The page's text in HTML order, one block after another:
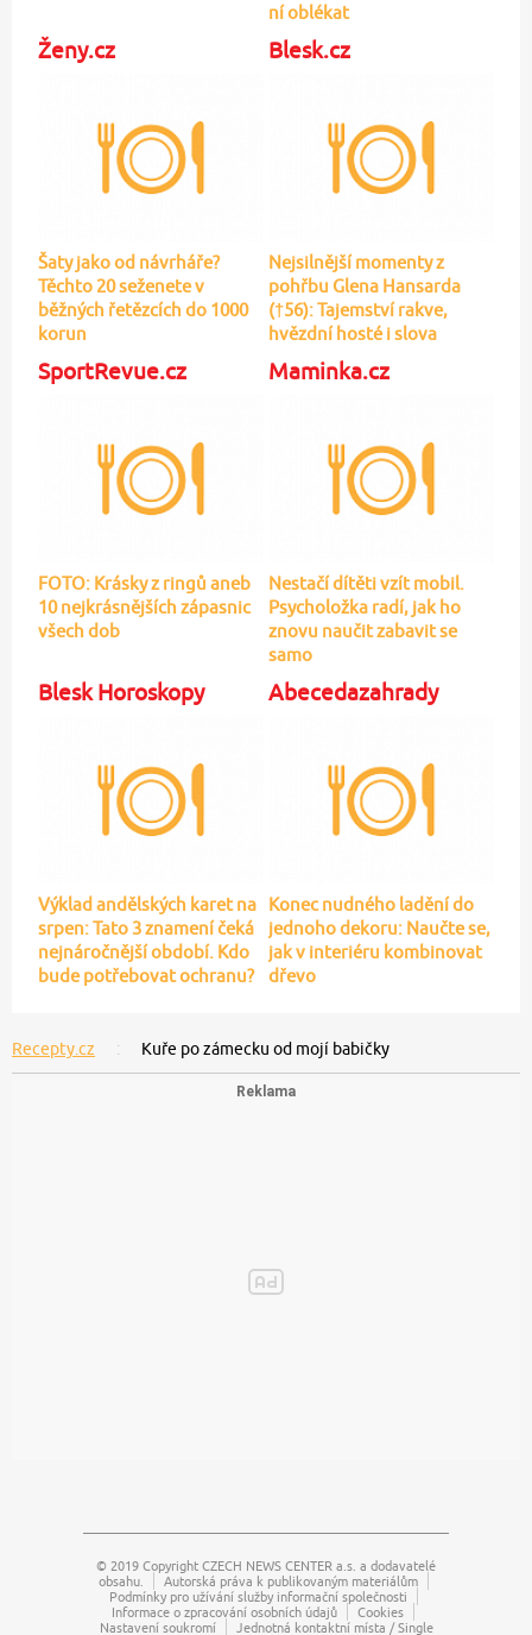
ní oblékat
Ženy.cz
Šaty jako od návrháře?
Těchto 20 seženete v
běžných řetězcích do 1000
korun
Blesk.cz
Nejsilnější momenty z
pohřbu Glena Hansarda
(†56): Tajemství rakve,
hvězdní hosté i slova
manželky
SportRevue.cz
FOTO: Krásky z ringů aneb
10 nejkrásnějších zápasnic
všech dob
Maminka.cz
Nestačí dítěti vzít mobil.
Psycholožka radí, jak ho
znovu naučit zabavit se
samo
Blesk Horoskopy
Výklad andělských karet na
srpen: Tato 3 znamení čeká
nejnáročnější období. Kdo
bude potřebovat ochranu?
Abecedazahrady
Konec nudného ladění do
jednoho dekoru: Naučte se,
jak v interiéru kombinovat
dřevo
Recepty.cz Kuře po zámecku od mojí babičky
© 2019 Copyright CZECH NEWS CENTER a.s. a dodavatelé
obsahu.
Autorská práva k publikovaným materiálům
Podmínky pro užívání služby informační společnosti
Informace o zpracování osobních údajů
Cookies
Nastavení soukromí
Jednotná kontaktní místa / Single